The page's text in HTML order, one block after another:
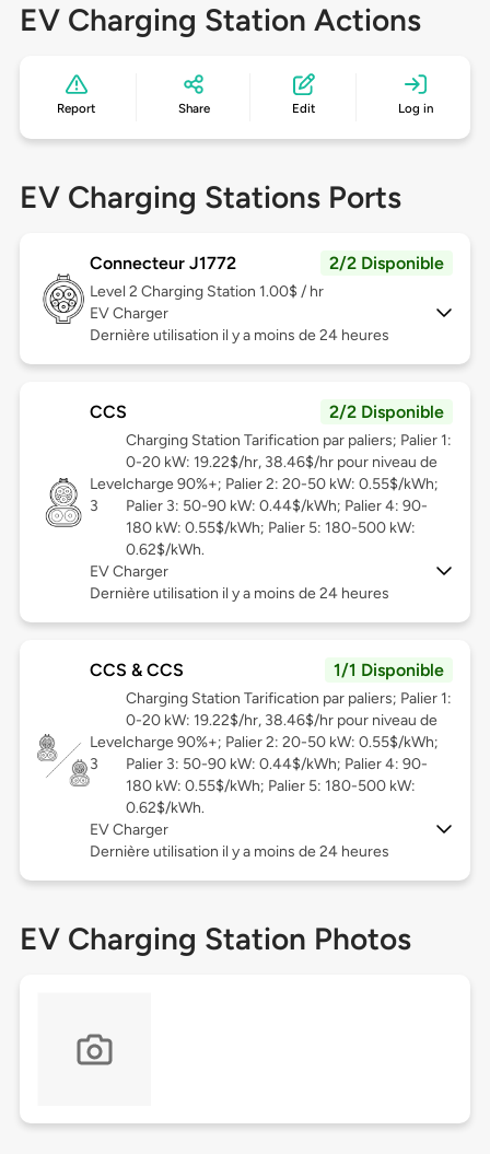
EV Charging Station Actions
Report Share Edit Log in
EV Charging Stations Ports
Connecteur J1772 2/2 Disponible
Level 2 Charging Station 1.00$ / hr
EV Charger
Dernière utilisation il y a moins de 24 heures
CCS 2/2 Disponible
Level
3
Charging Station Tarification par paliers; Palier 1:
0-20 kW: 19.22$/hr, 38.46$/hr pour niveau de
charge 90%+; Palier 2: 20-50 kW: 0.55$/kWh;
Palier 3: 50-90 kW: 0.44$/kWh; Palier 4: 90-
180 kW: 0.55$/kWh; Palier 5: 180-500 kW:
0.62$/kWh.
EV Charger
Dernière utilisation il y a moins de 24 heures
CCS & CCS 1/1 Disponible
Level
3
Charging Station Tarification par paliers; Palier 1:
0-20 kW: 19.22$/hr, 38.46$/hr pour niveau de
charge 90%+; Palier 2: 20-50 kW: 0.55$/kWh;
Palier 3: 50-90 kW: 0.44$/kWh; Palier 4: 90-
180 kW: 0.55$/kWh; Palier 5: 180-500 kW:
0.62$/kWh.
EV Charger
Dernière utilisation il y a moins de 24 heures
EV Charging Station Photos